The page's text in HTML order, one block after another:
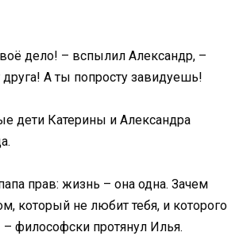
дело! – вспылил Александр, –
А ты попросту завидуешь!
дети Катерины и Александра
прав: жизнь – она одна. Зачем
который не любит тебя, и которого
философски протянул Илья.